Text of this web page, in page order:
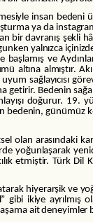
insan
ya da
bir davranış şekli
yalnızca
ve
almıştır.
sağlayıcısı
Bedenin
doğurur. 19.
günümüz
olan arasındaki
yoğunlaşarak
etmiştir. Türk
hiyerarşik ve
gibi ikiye
ait